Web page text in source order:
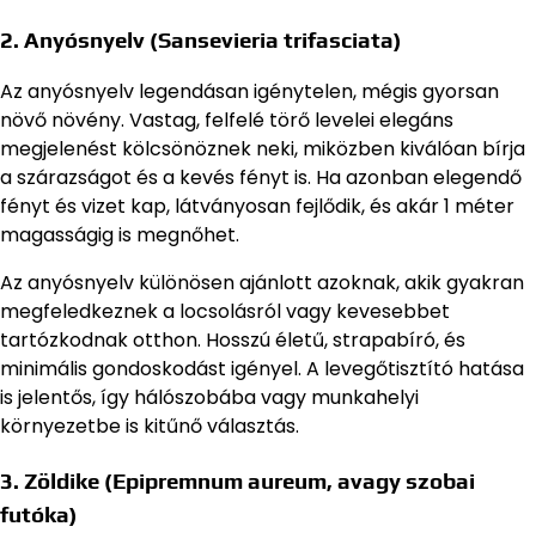
2. Anyósnyelv (Sansevieria trifasciata)
Az anyósnyelv legendásan igénytelen, mégis gyorsan
növő növény. Vastag, felfelé törő levelei elegáns
megjelenést kölcsönöznek neki, miközben kiválóan bírja
a szárazságot és a kevés fényt is. Ha azonban elegendő
fényt és vizet kap, látványosan fejlődik, és akár 1 méter
magasságig is megnőhet.
Az anyósnyelv különösen ajánlott azoknak, akik gyakran
megfeledkeznek a locsolásról vagy kevesebbet
tartózkodnak otthon. Hosszú életű, strapabíró, és
minimális gondoskodást igényel. A levegőtisztító hatása
is jelentős, így hálószobába vagy munkahelyi
környezetbe is kitűnő választás.
3. Zöldike (Epipremnum aureum, avagy szobai
futóka)